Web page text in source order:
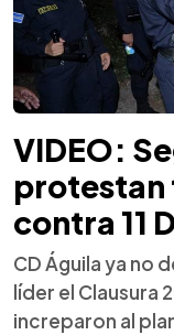
VIDEO:
protestan
contra 11
CD Águila ya no
líder el Clausura
increparon al